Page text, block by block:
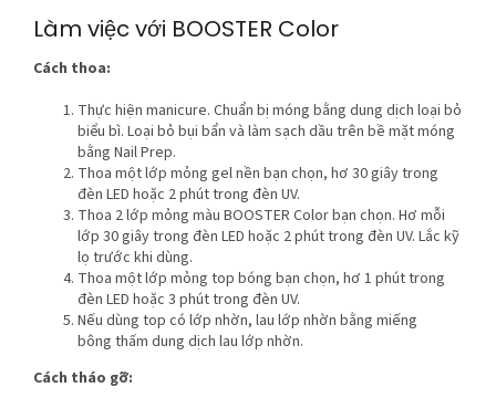
Làm việc với BOOSTER Color
Cách thoa:
Thực hiện manicure. Chuẩn bị móng bằng dung dịch loại bỏ
biểu bì. Loại bỏ bụi bẩn và làm sạch dầu trên bề mặt móng
bằng Nail Prep.
Thoa một lớp mỏng gel nền bạn chọn, hơ 30 giây trong
đèn LED hoặc 2 phút trong đèn UV.
Thoa 2 lớp mỏng màu BOOSTER Color bạn chọn. Hơ mỗi
lớp 30 giây trong đèn LED hoặc 2 phút trong đèn UV. Lắc kỹ
lọ trước khi dùng.
Thoa một lớp mỏng top bóng bạn chọn, hơ 1 phút trong
đèn LED hoặc 3 phút trong đèn UV.
Nếu dùng top có lớp nhờn, lau lớp nhờn bằng miếng
bông thấm dung dịch lau lớp nhờn.
Cách tháo gỡ: